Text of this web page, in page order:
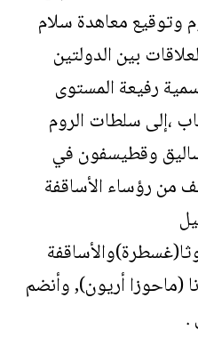
وتوقيع معاهدة سلام
بين الدولتين
رفيعة المستوى
،إلى سلطات الروم
وقطيسفون في
يتألف من رؤساء الأساقفة
(ماحوزا أريون), وأنضم
.